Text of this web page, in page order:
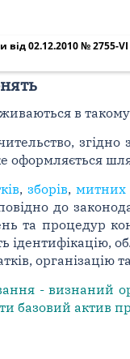
від 02.12.2010 № 2755-VI